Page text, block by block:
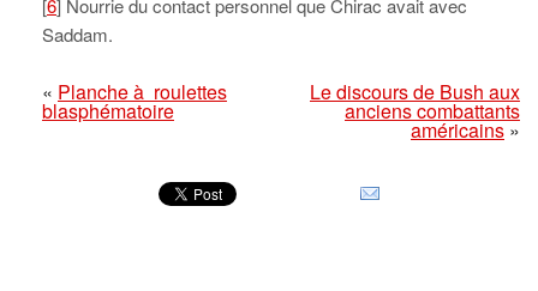
Saddam.
« Planche à roulettes
blasphématoire
Le discours de Bush aux
anciens combattants
américains»